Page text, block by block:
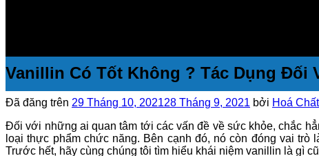
Vanillin Có Tốt Không ? Tác Dụng Đối
Đã đăng trên 29 Tháng 10, 202128 Tháng 9, 2021 bởi Hoá
Đối với những ai quan tâm tới các vấn đề về sức khỏe, chắc
loại thực phẩm chức năng. Bên cạnh đó, nó còn đóng vai
Trước hết, hãy cùng chúng tôi tìm hiểu khái niệm vanillin là gì